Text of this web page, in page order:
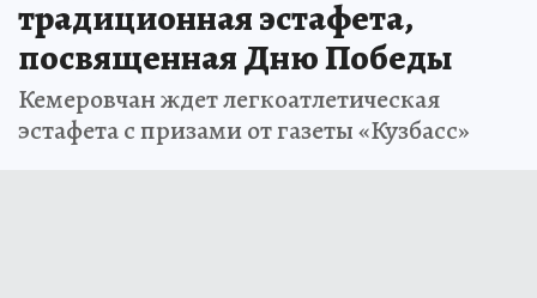
традиционная эстафета,
посвященная Дню Победы
Кемеровчан ждет легкоатлетическая
эстафета с призами от газеты «Кузбасс»